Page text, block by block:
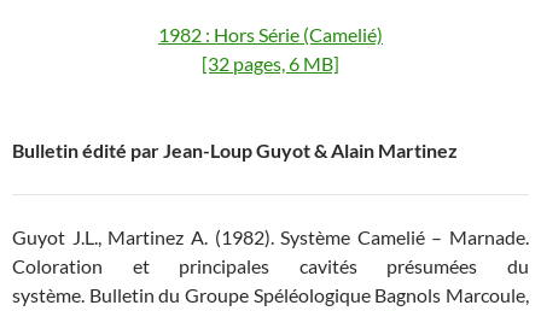
1982 : Hors Série (Camelié)
[32 pages, 6 MB]
Bulletin édité par Jean-Loup Guyot & Alain Martinez
Guyot J.L., Martinez A. (1982). Système Camelié – Marnade.
Coloration et principales cavités présumées du
système. Bulletin du Groupe Spéléologique Bagnols Marcoule,